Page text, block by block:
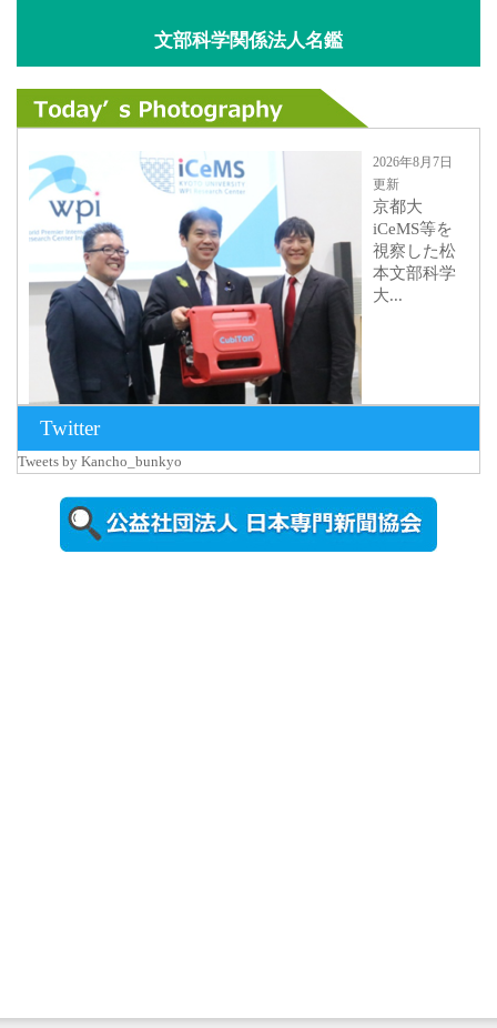
文部科学関係法人名鑑
2026年8月7日
更新
京都大
iCeMS等を
視察した松
本文部科学
大...
2026年8月5日
更新
農工大で大
Twitter
Tweets by Kancho_bunkyo